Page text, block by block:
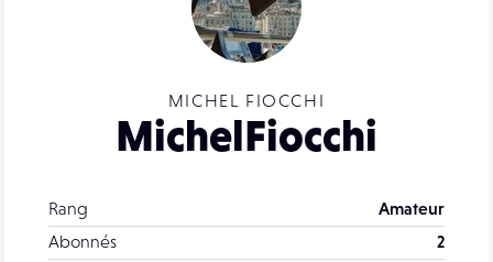
MICHEL FIOCCHI
MichelFiocchi
Rang
Amateur
Abonnés
2